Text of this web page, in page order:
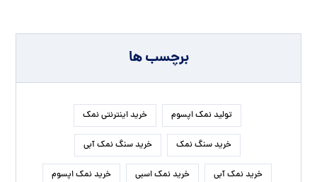
برچسب ها
تولید نمک اپسوم خرید اینترنتی نمک
خرید سنگ نمک خرید سنگ نمک آبی
خرید نمک آبی خرید نمک اسبی خرید نمک اپسوم